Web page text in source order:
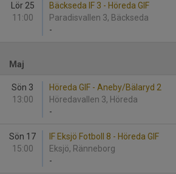
Lör 25
11:00
Bäckseda IF 3 - Höreda GIF
Paradisvallen 3, Bäckseda
-
Maj
Sön 3
13:00
Höreda GIF - Aneby/Bälaryd 2
Höredavallen 3, Höreda
-
Sön 17
15:00
IF Eksjö Fotboll 8 - Höreda GIF
Eksjö, Ränneborg
-